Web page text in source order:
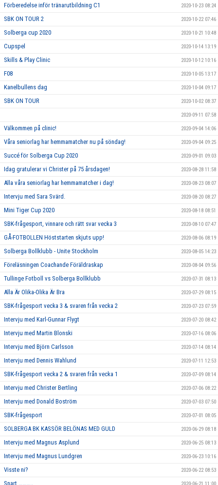
Förberedelse inför tränarutbildning C1 2020-10-23 08:24
SBK ON TOUR 2 2020-10-22 07:46
Solberga cup 2020 2020-10-21 10:48
Cupspel 2020-10-14 13:19
Skills & Play Clinic 2020-10-12 10:16
F08 2020-10-05 13:17
Kanelbullens dag 2020-10-04 09:17
SBK ON TOUR 2020-10-02 08:37
2020-09-11 07:58
Välkommen på clinic! 2020-09-04 14:06
Våra seniorlag har hemmamatcher nu på söndag! 2020-09-04 09:25
Succé för Solberga Cup 2020 2020-09-01 09:03
Idag gratulerar vi Christer på 75 årsdagen! 2020-08-28 11:58
Alla våra seniorlag har hemmamatcher i dag! 2020-08-23 08:07
Intervju med Sara Svärd. 2020-08-20 08:27
Mini Tiger Cup 2020 2020-08-18 08:51
SBK-frågesport, vinnare och rätt svar vecka 3 2020-08-10 07:47
GÅ-FOTBOLLEN Höststarten skjuts upp! 2020-08-06 08:19
Solberga Bollklubb - Unite Stockholm 2020-08-05 14:23
Föreläsningen Coachande Föräldraskap 2020-08-04 09:56
Tullinge Fotboll vs Solberga Bollklubb 2020-07-31 08:13
Alla Är Olika-Olika Är Bra 2020-07-29 08:15
SBK-frågesport vecka 3 & svaren från vecka 2 2020-07-23 07:59
Intervju med Karl-Gunnar Flygt 2020-07-20 08:42
Intervju med Martin Blonski 2020-07-16 08:06
Intervju med Björn Carlsson 2020-07-14 08:14
Intervju med Dennis Wahlund 2020-07-11 12:53
SBK-frågesport vecka 2 & svaren från vecka 1 2020-07-09 08:14
Intervju med Christer Bertling 2020-07-06 08:22
Intervju med Donald Boström 2020-07-03 07:50
SBK-frågesport 2020-07-01 08:05
SOLBERGA BK KASSÖR BELÖNAS MED GULD 2020-06-29 08:18
Intervju med Magnus Asplund 2020-06-25 08:13
Intervju med Magnus Lundgren 2020-06-23 10:16
Visste ni? 2020-06-22 08:53
Snart ………..